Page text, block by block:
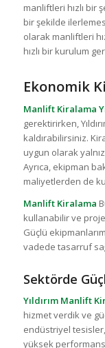
manliftleri hızlı bir
bir şekilde
olarak manliftleri
hızlı bir kurulum
Ekonomik
Manlift Kiralama
gerektirirken,
kaldırabilirsiniz.
uygun olarak
Ayrıca, ekipman
maliyetlerden de
Manlift Kiralama
kullanabilir ve
Güçlü
vadede tasarruf
Sektörde
Yıldırım Manlift
hizmet verdik ve
endüstriyel
yüksek